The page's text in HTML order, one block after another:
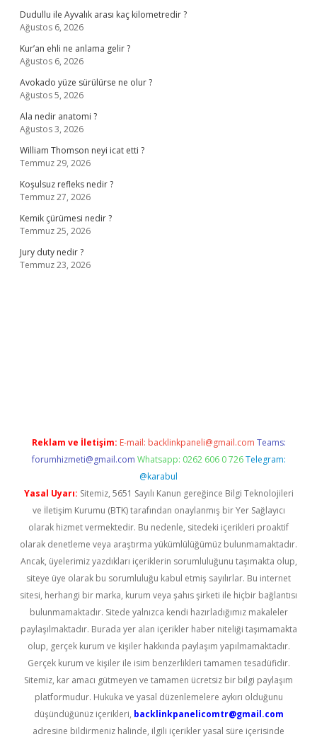
Dudullu ile Ayvalık arası kaç kilometredir ?
Ağustos 6, 2026
Kur’an ehli ne anlama gelir ?
Ağustos 6, 2026
Avokado yüze sürülürse ne olur ?
Ağustos 5, 2026
Ala nedir anatomi ?
Ağustos 3, 2026
William Thomson neyi icat etti ?
Temmuz 29, 2026
Koşulsuz refleks nedir ?
Temmuz 27, 2026
Kemik çürümesi nedir ?
Temmuz 25, 2026
Jury duty nedir ?
Temmuz 23, 2026
Reklam ve İletişim: E-mail: backlinkpaneli@gmail.com Teams:
forumhizmeti@gmail.com Whatsapp: 0262 606 0 726 Telegram:
@karabul
Yasal Uyarı: Sitemiz, 5651 Sayılı Kanun gereğince Bilgi Teknolojileri
ve İletişim Kurumu (BTK) tarafından onaylanmış bir Yer Sağlayıcı
olarak hizmet vermektedir. Bu nedenle, sitedeki içerikleri proaktif
olarak denetleme veya araştırma yükümlülüğümüz bulunmamaktadır.
Ancak, üyelerimiz yazdıkları içeriklerin sorumluluğunu taşımakta olup,
siteye üye olarak bu sorumluluğu kabul etmiş sayılırlar. Bu internet
sitesi, herhangi bir marka, kurum veya şahıs şirketi ile hiçbir bağlantısı
bulunmamaktadır. Sitede yalnızca kendi hazırladığımız makaleler
paylaşılmaktadır. Burada yer alan içerikler haber niteliği taşımamakta
olup, gerçek kurum ve kişiler hakkında paylaşım yapılmamaktadır.
Gerçek kurum ve kişiler ile isim benzerlikleri tamamen tesadüfidir.
Sitemiz, kar amacı gütmeyen ve tamamen ücretsiz bir bilgi paylaşım
platformudur. Hukuka ve yasal düzenlemelere aykırı olduğunu
düşündüğünüz içerikleri, backlinkpanelicomtr@gmail.com
adresine bildirmeniz halinde, ilgili içerikler yasal süre içerisinde